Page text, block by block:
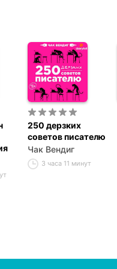
250 дерзких
советов писателю
Чак Вендиг
3 часа 11 минут